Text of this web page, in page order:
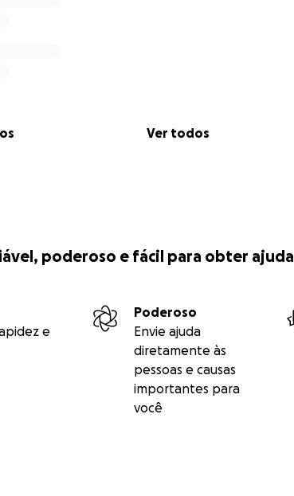
Ver todos
poderoso e fácil para obter ajuda
e
Poderoso
Envie ajuda
diretamente às
pessoas e causas
importantes para
você